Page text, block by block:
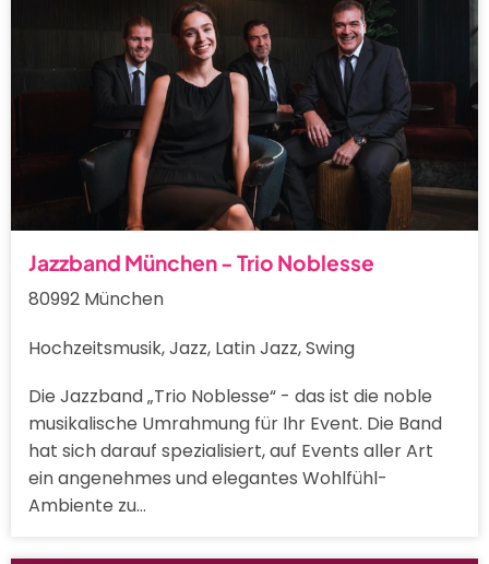
Jazzband München - Trio Noblesse
80992 München
Hochzeitsmusik, Jazz, Latin Jazz, Swing
Die Jazzband „Trio Noblesse“ - das ist die noble
musikalische Umrahmung für Ihr Event. Die Band
hat sich darauf spezialisiert, auf Events aller Art
ein angenehmes und elegantes Wohlfühl-
Ambiente zu…